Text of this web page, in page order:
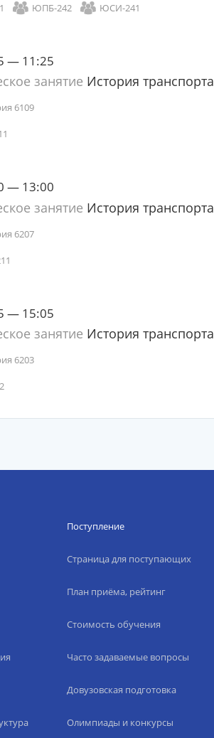
ЮПБ-242 ЮСИ-241
— 11:25
занятие История транспорта
6109
— 13:00
занятие История транспорта
6207
— 15:05
занятие История транспорта
6203
Поступление
Страница для поступающих
План приёма, рейтинг
Стоимость обучения
Часто задаваемые вопросы
Довузовская подготовка
Олимпиады и конкурсы